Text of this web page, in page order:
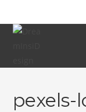
to
content